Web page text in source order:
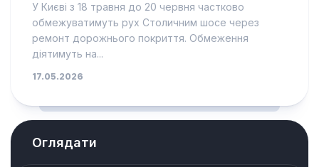
У Києві з 18 травня до 20 червня частково
обмежуватимуть рух Столичним шосе через
ремонт дорожнього покриття. Обмеження
діятимуть на...
17.05.2026
Оглядати